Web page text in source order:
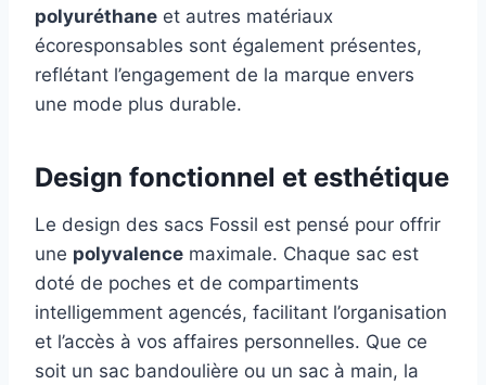
polyuréthane et autres matériaux
écoresponsables sont également présentes,
reflétant l’engagement de la marque envers
une mode plus durable.
Design fonctionnel et esthétique
Le design des sacs Fossil est pensé pour offrir
une polyvalence maximale. Chaque sac est
doté de poches et de compartiments
intelligemment agencés, facilitant l’organisation
et l’accès à vos affaires personnelles. Que ce
soit un sac bandoulière ou un sac à main, la